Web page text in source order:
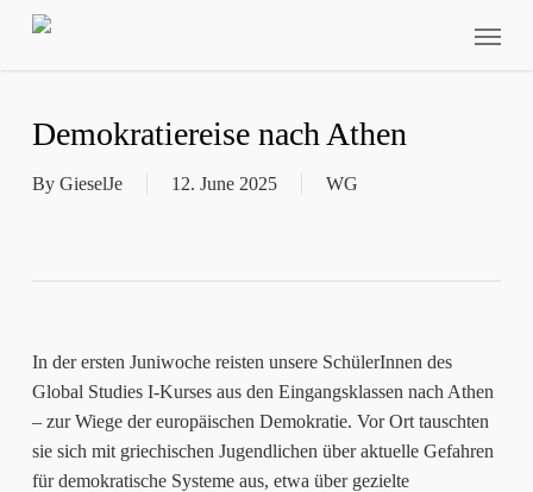
Skip
Demokratiereise nach Athen
By GieselJe 12. June 2025 WG
In der ersten Juniwoche reisten unsere SchülerInnen des
Global Studies I-Kurses aus den Eingangsklassen nach Athen
– zur Wiege der europäischen Demokratie. Vor Ort tauschten
sie sich mit griechischen Jugendlichen über aktuelle Gefahren
für demokratische Systeme aus, etwa über gezielte